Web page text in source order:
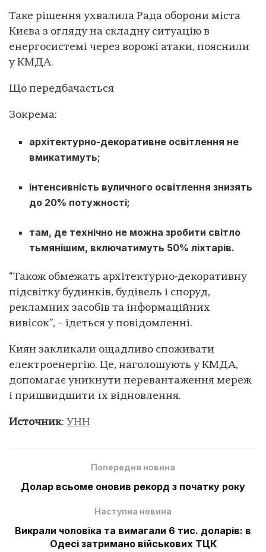
Таке рішення ухвалила Рада оборони міста
Києва з огляду на складну ситуацію в
енергосистемі через ворожі атаки, пояснили
у КМДА.
Що передбачається
Зокрема:
архітектурно-декоративне освітлення не
вмикатимуть;
інтенсивність вуличного освітлення знизять
до 20% потужності;
там, де технічно не можна зробити світло
тьмянішим, включатимуть 50% ліхтарів.
“Також обмежать архітектурно-декоративну
підсвітку будинків, будівель і споруд,
рекламних засобів та інформаційних
вивісок”, – ідеться у повідомленні.
Киян закликали ощадливо споживати
електроенергію. Це, наголошують у КМДА,
допомагає уникнути перевантаження мереж
і пришвидшити їх відновлення.
Источник: УНН
Попередня новина
Долар всьоме оновив рекорд з початку року
Наступна новина
Викрали чоловіка та вимагали 6 тис. доларів: в
Одесі затримано військових ТЦК